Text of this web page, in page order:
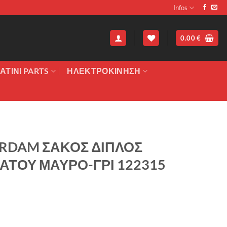
Infos
0.00€
PARTS ΗΛΕΚΤΡΟΚΙΝΗΣΗ
ΣΑΚΟΣ ΔΙΠΛΟΣ
ΜΑΥΡΟ-ΓΡΙ 122315